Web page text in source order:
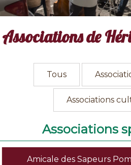
Associations de
Tous
Associations
Associations
Amicale des Sapeurs